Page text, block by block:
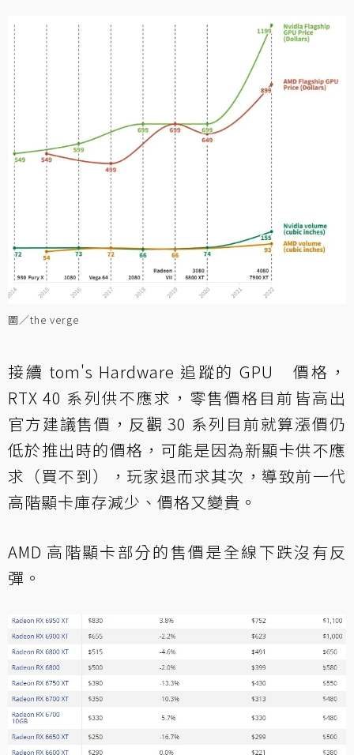
圖／the verge
接續 tom's Hardware 追蹤的 GPU 價格，
RTX 40 系列供不應求，零售價格目前皆高出
官方建議售價，反觀 30 系列目前就算漲價仍
低於推出時的價格，可能是因為新顯卡供不應
求（買不到），玩家退而求其次，導致前一代
高階顯卡庫存減少、價格又變貴。
AMD 高階顯卡部分的售價是全線下跌沒有反
彈。